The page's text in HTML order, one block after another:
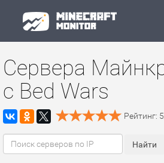
Сервера
с Bed Wars
Рейтинг: 5